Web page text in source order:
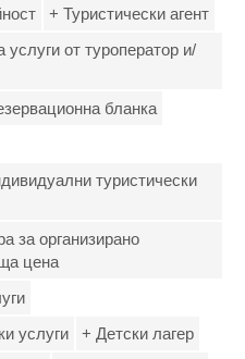
+ Туристически агент
от туроператор и/
бланка
туристически
за организирано
цена
услуги
+ Детски лагер